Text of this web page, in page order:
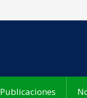
Publicaciones